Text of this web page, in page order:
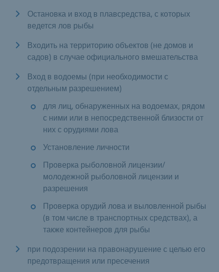
Остановка и вход в плавсредства, с которых
ведется лов рыбы
Входить на территорию объектов (не домов и
садов) в случае официального вмешательства
Вход в водоемы (при необходимости с
отдельным разрешением)
для лиц, обнаруженных на водоемах, рядом
с ними или в непосредственной близости от
них с орудиями лова
Установление личности
Проверка рыболовной лицензии/
молодежной рыболовной лицензии и
разрешения
Проверка орудий лова и выловленной рыбы
(в том числе в транспортных средствах), а
также контейнеров для рыбы
при подозрении на правонарушение с целью его
предотвращения или пресечения